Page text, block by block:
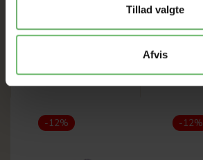
Tillad valgte
Afvis
ANDRE KØBTE OGSÅ
-12% -12%